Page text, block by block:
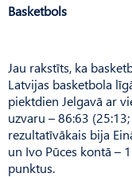
Basketbols
Jau rakstīts, ka
Latvijas basketbola
piektdien Jelgavā ar
uzvaru – 86:63
rezultatīvākais bija
un Ivo Pūces kontā –
punktus.